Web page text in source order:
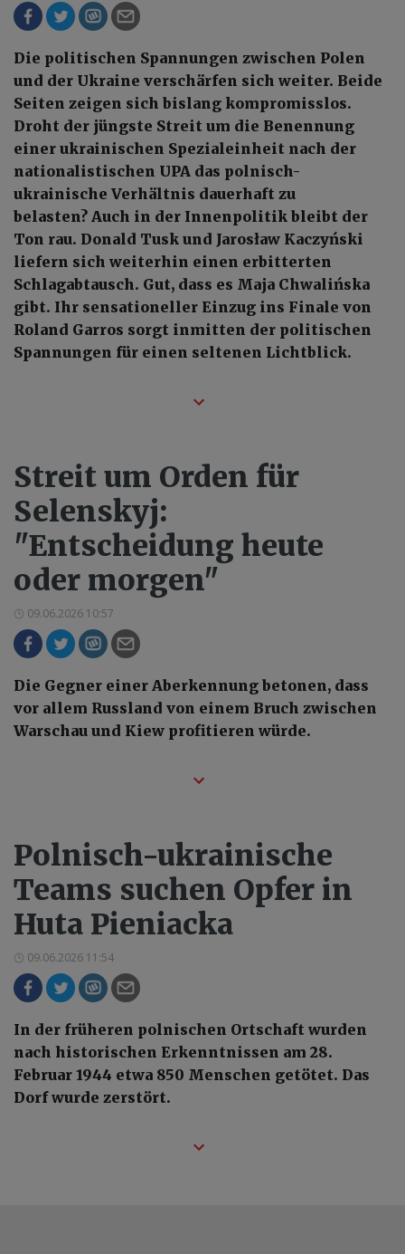
Die politischen Spannungen zwischen Polen
und der Ukraine verschärfen sich weiter. Beide
Seiten zeigen sich bislang kompromisslos.
Droht der jüngste Streit um die Benennung
einer ukrainischen Spezialeinheit nach der
nationalistischen UPA das polnisch-
ukrainische Verhältnis dauerhaft zu
belasten? Auch in der Innenpolitik bleibt der
Ton rau. Donald Tusk und Jarosław Kaczyński
liefern sich weiterhin einen erbitterten
Schlagabtausch. Gut, dass es Maja Chwalińska
gibt. Ihr sensationeller Einzug ins Finale von
Roland Garros sorgt inmitten der politischen
Spannungen für einen seltenen Lichtblick.
Streit um Orden für
Selenskyj:
"Entscheidung heute
oder morgen"
09.06.2026 10:57
Die Gegner einer Aberkennung betonen, dass
vor allem Russland von einem Bruch zwischen
Warschau und Kiew profitieren würde.
Polnisch-ukrainische
Teams suchen Opfer in
Huta Pieniacka
09.06.2026 11:54
In der früheren polnischen Ortschaft wurden
nach historischen Erkenntnissen am 28.
Februar 1944 etwa 850 Menschen getötet. Das
Dorf wurde zerstört.